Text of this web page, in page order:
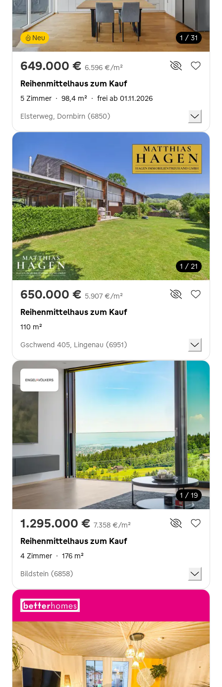
1 / 31
Neu
649.000 € 6.596 €/m²
Reihenmittelhaus zum Kauf
5 Zimmer · 98,4 m² · frei ab 01.11.2026
Elsterweg, Dornbirn (6850)
1 / 21
650.000 € 5.907 €/m²
Reihenmittelhaus zum Kauf
110 m²
Gschwend 405, Lingenau (6951)
1 / 19
1.295.000 € 7.358 €/m²
Reihenmittelhaus zum Kauf
4 Zimmer · 176 m²
Bildstein (6858)